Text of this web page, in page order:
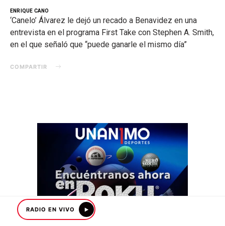
RADIO EN VIVO
ENRIQUE CANO
‘Canelo’ Álvarez le dejó un recado a Benavidez en una
entrevista en el programa First Take con Stephen A. Smith,
en el que señaló que “puede ganarle el mismo día”
COMPARTIR